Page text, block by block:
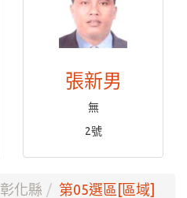
張新男
無
2號
彰化縣 第05選區[區域]